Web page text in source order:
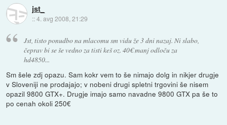
jst_
::4. avg 2008, 21:29
Jst, tisto ponudbo na mlacomu sm vidu že 3 dni nazaj. Ni slabo,
čeprav bi se še vedno za tisti keš oz. 40€ manj odloču za
hd4850...
Sm šele zdj opazu. Sam kokr vem to še nimajo dolg in nikjer drugje
v Sloveniji ne prodajajo; v nobeni drugi spletni trgovini še nisem
opazil 9800 GTX+. Drugje imajo samo navadne 9800 GTX pa še to
po cenah okoli 250€